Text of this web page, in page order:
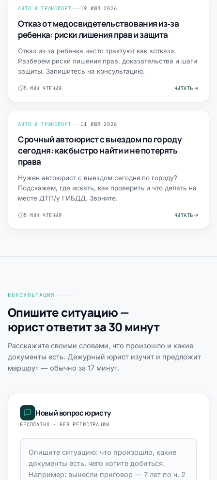
АВТО И ТРАНСПОРТ 19 ИЮЛ 2026
Отказ от медосвидетельствования из‑за
ребенка: риски лишения прав и защита
Отказ из‑за ребенка часто трактуют как «отказ».
Разберем риски лишения прав, доказательства и шаги
защиты. Запишитесь на консультацию.
5 МИН ЧТЕНИЯ ЧИТАТЬ
АВТО И ТРАНСПОРТ 11 ИЮЛ 2026
Срочный автоюрист с выездом по городу
сегодня: как быстро найти и не потерять
права
Нужен автоюрист с выездом сегодня по городу?
Подскажем, где искать, как проверить и что делать на
месте ДТП/у ГИБДД. Звоните.
5 МИН ЧТЕНИЯ ЧИТАТЬ
КОНСУЛЬТАЦИЯ
Опишите ситуацию —
юрист ответит за 30 минут
Расскажите своими словами, что произошло и какие
документы есть. Дежурный юрист изучит и предложит
маршрут — обычно за 17 минут.
Новый вопрос юристу
БЕСПЛАТНО · БЕЗ РЕГИСТРАЦИИ